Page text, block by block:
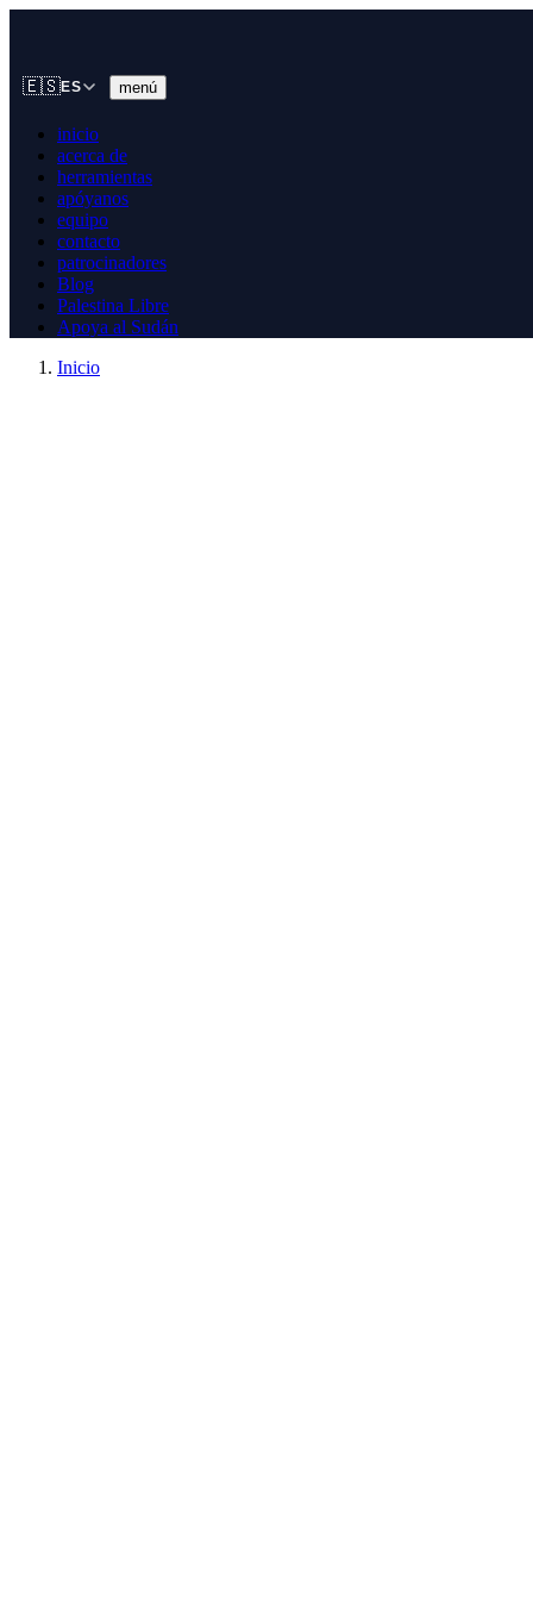
🇪🇸ES menú
inicio
acerca de
herramientas
apóyanos
equipo
contacto
patrocinadores
Blog
Palestina Libre
Apoya al Sudán
Inicio